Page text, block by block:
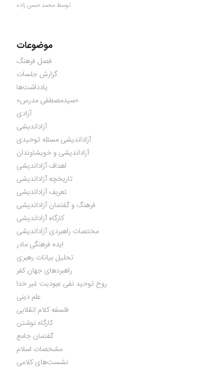
توسط محمد حسن زاده
موضوعات
فصل فرهنگ
گزارش جلسات
یادداشت‌ها
«سیدمصطفی مدرس»
آزادی
آزاداندیشی
آزاداندیشی مسئله توحیدی
آزاداندیشی و خویشاوندان
اهداف آزاداندیشی
تاریخچه آزاداندیشی
تعریف آزاداندیشی
فرهنگ و گفتمان آزاداندیشی
کارگاه آزاداندیشی
مختصات راهبردی آزاداندیشی
ایده فرهنگی مادر
تحلیل بیانات رهبری
راهبردهای جهان کفر
روح توحید نفی عبودیت غیر خدا
علم دینی
فلسفه کلام انقلابی
کارگاه نوشتن
گفتمان جامع
مشخصات اسلام
نشست‌های کلامی